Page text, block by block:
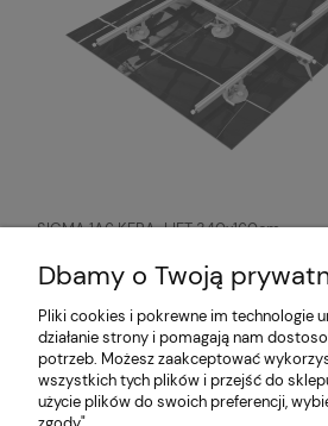
SIGMA 1A6 KERA-LIFT 340x160cm
wielkoformatowych
O nas
Partnerzy
Dbamy o Twoją
Pliki cookies i pokrewne im technologie
działanie strony i pomagają nam
potrzeb. Możesz zaakceptować
wszystkich tych plików i przejść do
użycie plików do swoich preferencji,